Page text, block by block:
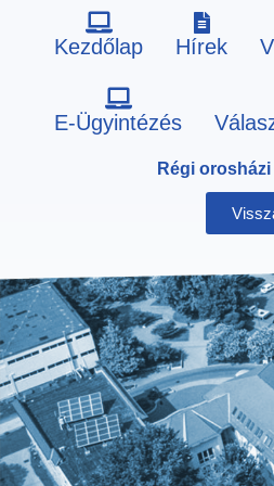
Kezdőlap Hírek
E-Ügyintézés
Régi